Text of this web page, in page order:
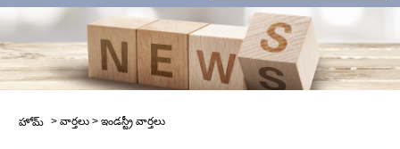
హోమ్ > వార్తలు > ఇండస్ట్రీ వార్తలు